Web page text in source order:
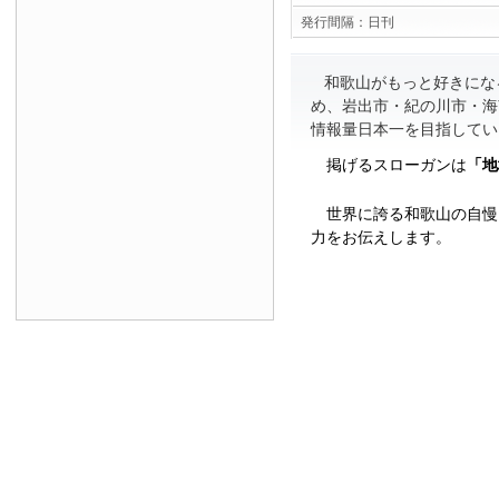
発行間隔： 日刊
和歌山がもっと好きに
め、岩出市・紀の川市・
情報量日本一を目指して
掲げるスローガンは 「
世界に誇る和歌山の自
力をお伝えします。